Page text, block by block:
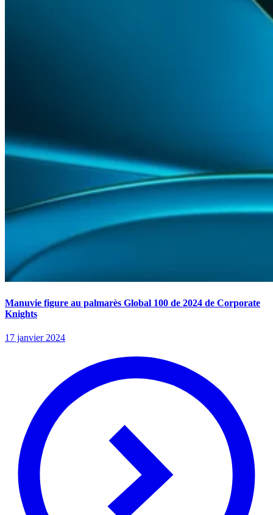
Manuvie figure au palmarès Global 100 de 2024 de Corporate
Knights
17 janvier 2024